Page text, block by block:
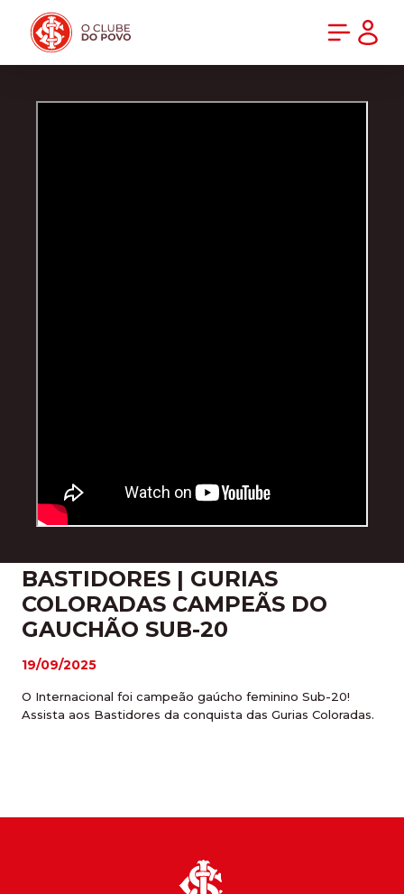
BASTIDORES | GURIAS
COLORADAS CAMPEÃS DO
GAUCHÃO SUB-20
19/09/2025
O Internacional foi campeão gaúcho feminino Sub-20!
Assista aos Bastidores da conquista das Gurias Coloradas.